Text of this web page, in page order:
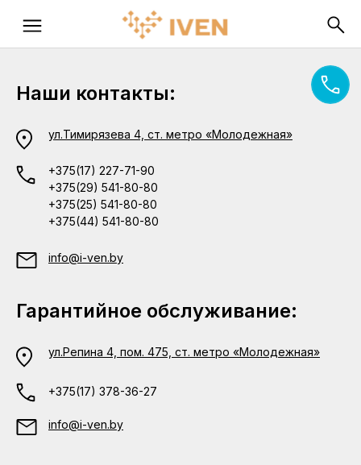
Наши контакты:
ул.Тимирязева 4, ст. метро «Молодежная»
+375(17) 227-71-90
+375(29) 541-80-80
+375(25) 541-80-80
+375(44) 541-80-80
info@i-ven.by
Гарантийное обслуживание:
ул.Репина 4, пом. 475, ст. метро «Молодежная»
+375(17) 378-36-27
info@i-ven.by